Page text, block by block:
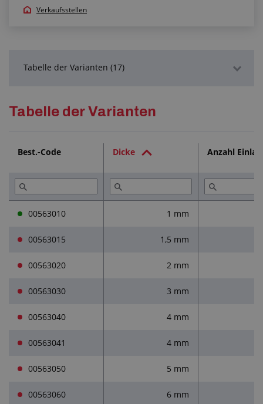
Verkaufsstellen
Tabelle der Varianten (17)
Lesen Sie (5)
Tabelle der Varianten
Best.-Code Dicke Anzahl
00563010 1 mm
00563015 1,5 mm
00563020 2 mm
00563030 3 mm
00563040 4 mm
00563041 4 mm
00563050 5 mm
00563060 6 mm